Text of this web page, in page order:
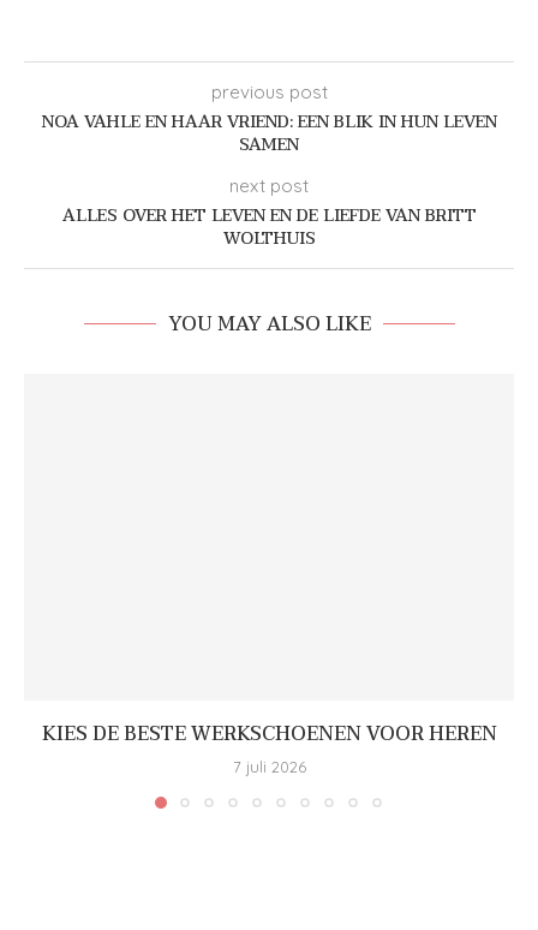
previous post
NOA VAHLE EN HAAR VRIEND: EEN BLIK IN HUN LEVEN
SAMEN
next post
ALLES OVER HET LEVEN EN DE LIEFDE VAN BRITT
WOLTHUIS
YOU MAY ALSO LIKE
KIES DE BESTE WERKSCHOENEN VOOR HEREN
7 juli 2026